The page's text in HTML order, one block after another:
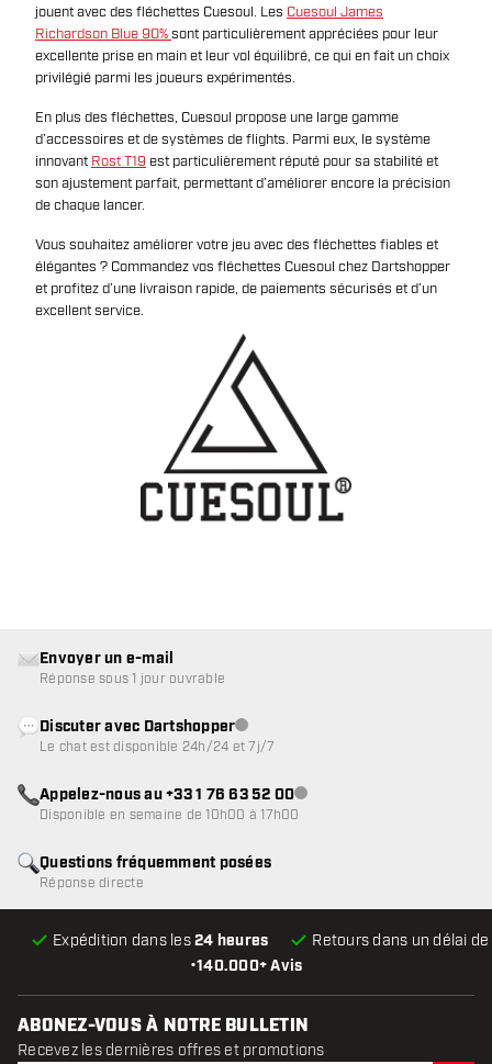
jouent avec des fléchettes Cuesoul. Les Cuesoul James
Richardson Blue 90%sont particulièrement appréciées pour leur
excellente prise en main et leur vol équilibré, ce qui en fait un choix
privilégié parmi les joueurs expérimentés.
En plus des fléchettes, Cuesoul propose une large gamme
d’accessoires et de systèmes de flights. Parmi eux, le système
innovant Rost T19 est particulièrement réputé pour sa stabilité et
son ajustement parfait, permettant d’améliorer encore la précision
de chaque lancer.
Vous souhaitez améliorer votre jeu avec des fléchettes fiables et
élégantes ? Commandez vos fléchettes Cuesoul chez Dartshopper
et profitez d’une livraison rapide, de paiements sécurisés et d’un
excellent service.
•140.000+ Avis
Expédition dans les24 heures Retours dans un délai de
Questions fréquemment posées
Réponse directe
Envoyer un e-mail
Réponse sous 1 jour ouvrable
Discuter avec DartshopperService client indisponible
Le chat est disponible 24h/24 et 7j/7
Appelez-nous au +33 1 76 63 52 00Service client indisponible
Disponible en semaine de 10h00 à 17h00
ABONEZ-VOUS À NOTRE BULLETIN
Recevez les dernières offres et promotions